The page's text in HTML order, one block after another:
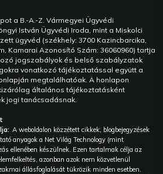
a B.-A.-Z. Vármegyei Ügyvédi
István Ügyvédi Iroda, mint a Miskolci
ügyvéd (székhely: 3700 Kazincbarcika,
Kamarai Azonosító Szám: 36060960) tartja
jogszabályok és belső szabályzatok
vonatkozó tájékoztatással együtt a
megtalálhatóak. A honlapon
általános tájékoztatásként
jogi tanácsadásnak.
A weboldalon közzétett cikkek, blogbejegyzések
anyagok a Net Világ Technology (mint
ellenében készülnek. Ezen tartalmak célja az
azonban azok nem közvetlenül
állásfoglalását tükrözik minden esetben.